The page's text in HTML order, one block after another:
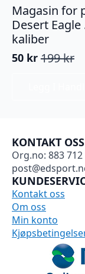
Magasin for
Desert Eagle
kaliber
199kr
Opprinnelig
50 kr
Nåværende
KONTAKT OSS
Org.no: 883 712
Kontakt oss
Om oss
Min konto